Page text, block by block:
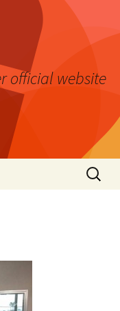
official website
検
索: